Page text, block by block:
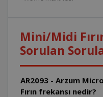
Mini/Midi
Sorulan
AR2093 - Arzum
Fırın frekansı nedir?